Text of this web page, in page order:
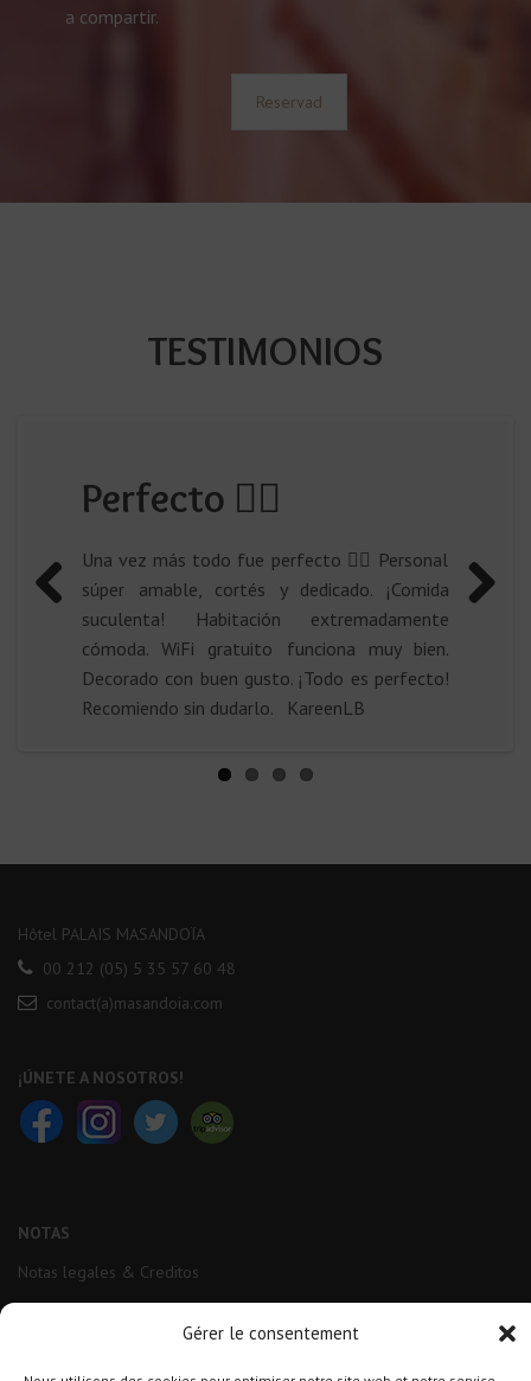
Gérer le consentement
a compartir.
Reservad
TESTIMONIOS
Perfecto 👌🏻
Una vez más todo fue perfecto 👌🏻 Personal
súper amable, cortés y dedicado. ¡Comida
suculenta! Habitación extremadamente
cómoda. WiFi gratuito funciona muy bien.
Decorado con buen gusto. ¡Todo es perfecto!
Recomiendo sin dudarlo. KareenLB
Previous
Hôtel PALAIS MASANDOÏA
00 212 (05) 5 35 57 60 48
contact(a)masandoia.com
¡ÚNETE A NOSOTROS!
NOTAS
Notas legales & Creditos